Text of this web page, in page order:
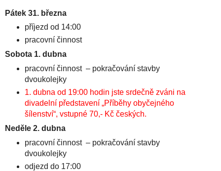
Pátek 31. března
příjezd od 14:00
pracovní činnost
Sobota 1. dubna
pracovní činnost – pokračování stavby
dvoukolejky
1. dubna od 19:00 hodin jste srdečně zváni na
divadelní představení „Příběhy obyčejného
šílenství“, vstupné 70,- Kč českých.
Neděle 2. dubna
pracovní činnost – pokračování stavby
dvoukolejky
odjezd do 17:00